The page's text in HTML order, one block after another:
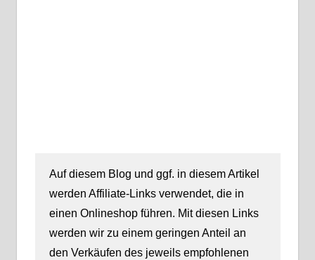
Auf diesem Blog und ggf. in diesem Artikel
werden Affiliate-Links verwendet, die in
einen Onlineshop führen. Mit diesen Links
werden wir zu einem geringen Anteil an
den Verkäufen des jeweils empfohlenen